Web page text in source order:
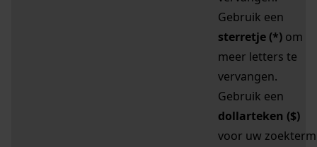
Gebruik een
sterretje (*) om
meer letters te
vervangen.
Gebruik een
dollarteken ($)
voor uw zoekterm